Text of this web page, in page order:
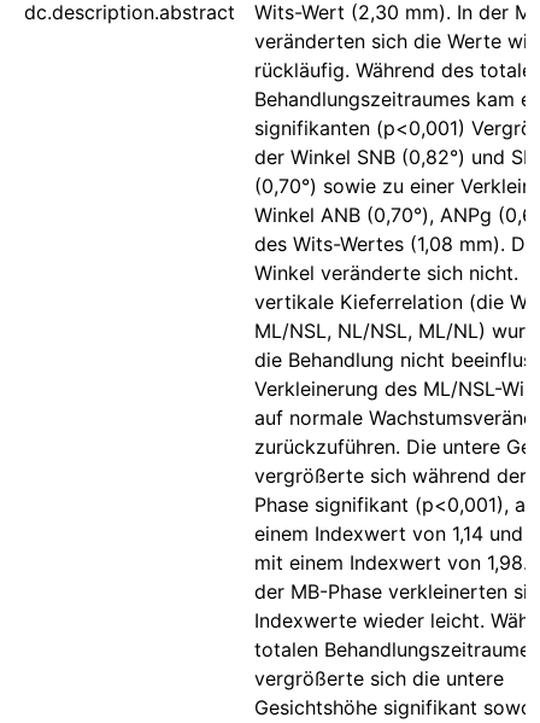
dc.description.abstract
Wits-Wert (2,30 mm). In der
veränderten sich die Werte
rückläufig. Während des
Behandlungszeitraumes kam
signifikanten (p<0,001)
der Winkel SNB (0,82°) und
(0,70°) sowie zu einer
Winkel ANB (0,70°), ANPg
des Wits-Wertes (1,08 mm).
Winkel veränderte sich nicht.
vertikale Kieferrelation (die
ML/NSL, NL/NSL, ML/NL)
die Behandlung nicht
Verkleinerung des ML/NSL-
auf normale
zurückzuführen. Die untere
vergrößerte sich während der
Phase signifikant (p<0,001),
einem Indexwert von 1,14 und
mit einem Indexwert von 1,98.
der MB-Phase verkleinerten
Indexwerte wieder leicht.
totalen Behandlungszeitraumes
vergrößerte sich die untere
Gesichtshöhe signifikant